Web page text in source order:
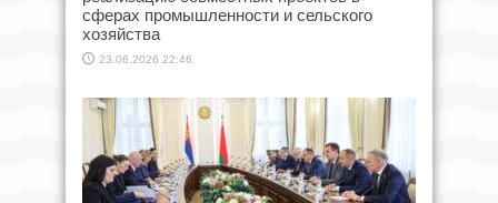
сферах промышленности и сельского
хозяйства
23.06.2026 22:46